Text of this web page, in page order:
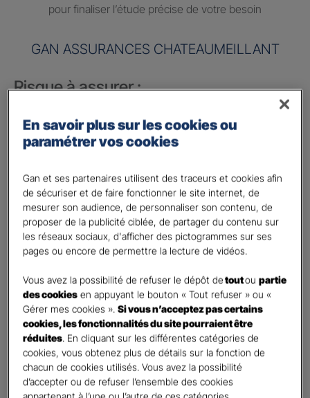
pour finaliser l’étude précise de votre besoin
GAN ASSURANCES CHATEAUMEILLANT
Risque à assurer :
Nom de société (Raison sociale)
Activité*
Indiquez l'activité professionnelle de votre entreprise
Chiffre d'affaires annuel
Nombre de caractères restants :9 caractères restants
Indiquez un montant annuel en euro, même approximatif.
La limite est de 9 caractères. Caractères restants : 9.
Code postal du risque*
Nombre de caractères restants :5 caractères restants
La limite est de 5 caractères. Caractères restants : 5.
En savoir plus sur les cookies ou
paramétrer vos cookies
Gan et ses partenaires utilisent des traceurs et cookies afin
de sécuriser et de faire fonctionner le site internet, de
mesurer son audience, de personnaliser son contenu, de
proposer de la publicité ciblée, de partager du contenu sur
les réseaux sociaux, d'afficher des pictogrammes sur ses
pages ou encore de permettre la lecture de vidéos.
Vous avez la possibilité de refuser le dépôt detoutoupartie
des cookies en appuyant le bouton « Tout refuser » ou «
Gérer mes cookies ».Si vous n’acceptez pas certains
cookies, les fonctionnalités du site pourraient être
réduites. En cliquant sur les différentes catégories de
cookies, vous obtenez plus de détails sur la fonction de
chacun de cookies utilisés. Vous avez la possibilité
d’accepter ou de refuser l’ensemble des cookies